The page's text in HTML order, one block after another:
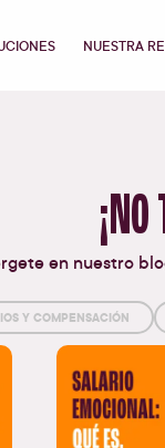
NUESTRA
en nuestro
Y COMPENSACIÓN